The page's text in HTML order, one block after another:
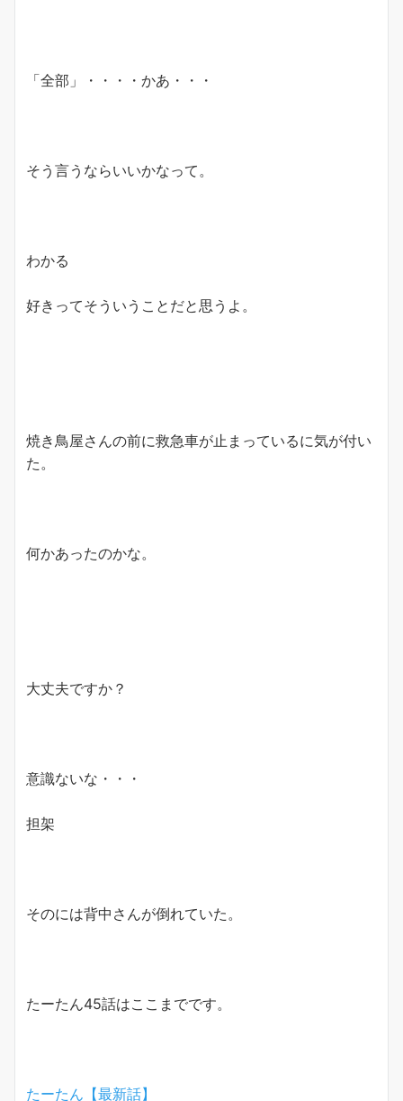
「全部」・・・・かあ・・・
そう言うならいいかなって。
わかる
好きってそういうことだと思うよ。
焼き鳥屋さんの前に救急車が止まっているに気が付い
た。
何かあったのかな。
大丈夫ですか？
意識ないな・・・
担架
そのには背中さんが倒れていた。
たーたん45話はここまでです。
たーたん【最新話】